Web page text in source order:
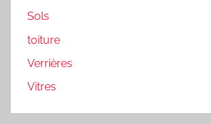
Sols
toiture
Verrières
Vitres